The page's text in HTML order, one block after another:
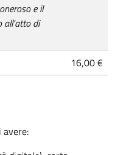
e il
all'atto di
16,00 €
avere: